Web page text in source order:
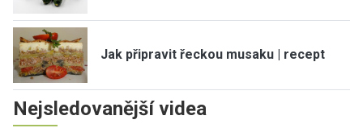
Jak připravit řeckou musaku | recept
Nejsledovanější videa